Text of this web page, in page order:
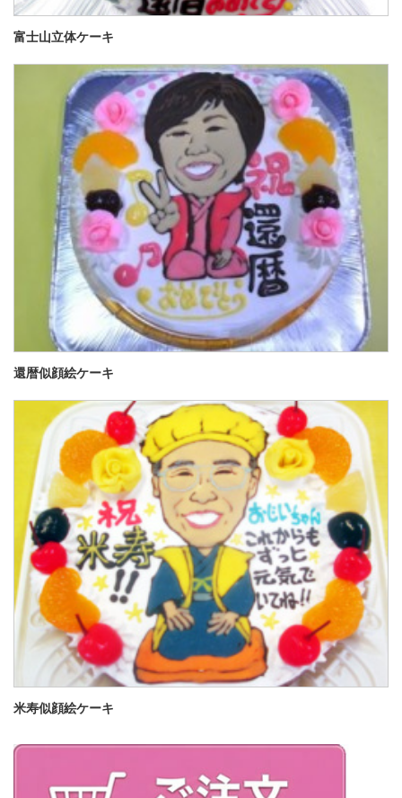
富士山立体ケーキ
還暦似顔絵ケーキ
米寿似顔絵ケーキ